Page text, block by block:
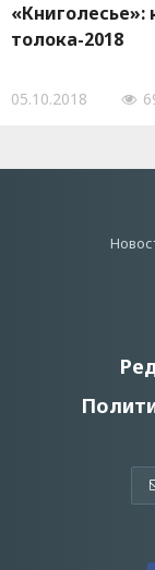
толока-2018
05.10.2018